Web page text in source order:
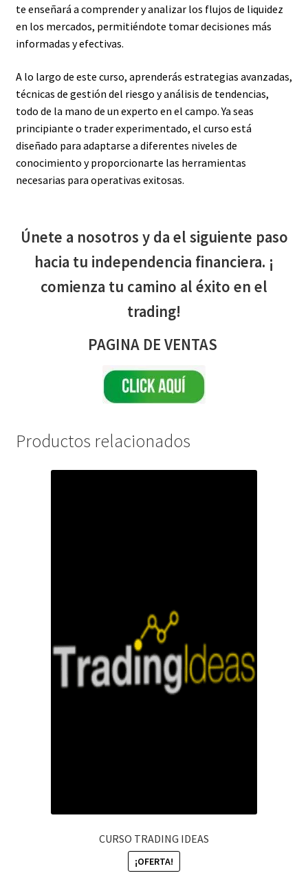
te enseñará a comprender y analizar los flujos de liquidez
en los mercados, permitiéndote tomar decisiones más
informadas y efectivas.
A lo largo de este curso, aprenderás estrategias avanzadas,
técnicas de gestión del riesgo y análisis de tendencias,
todo de la mano de un experto en el campo. Ya seas
principiante o trader experimentado, el curso está
diseñado para adaptarse a diferentes niveles de
conocimiento y proporcionarte las herramientas
necesarias para operativas exitosas.
Únete a nosotros y da el siguiente paso
hacia tu independencia financiera. ¡
comienza tu camino al éxito en el
trading!
PAGINA DE VENTAS
Productos relacionados
CURSO TRADING IDEAS
¡OFERTA!